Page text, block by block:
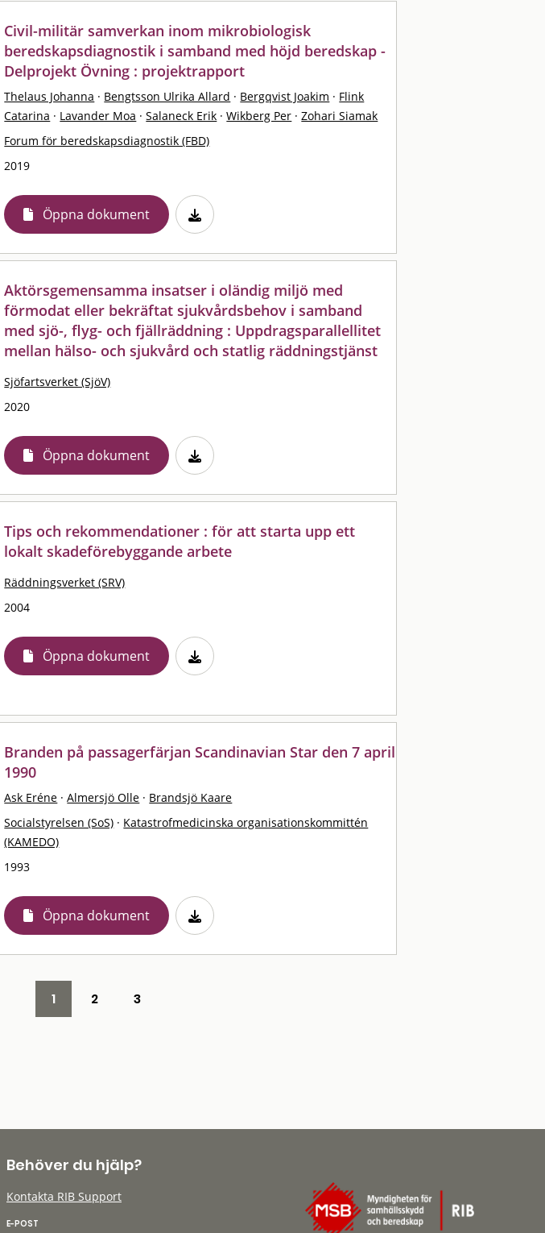
Civil-militär samverkan inom mikrobiologisk
beredskapsdiagnostik i samband med höjd beredskap -
Delprojekt Övning : projektrapport
Thelaus Johanna · Bengtsson Ulrika Allard · Bergqvist Joakim · Flink
Catarina · Lavander Moa · Salaneck Erik · Wikberg Per · Zohari Siamak
Forum för beredskapsdiagnostik (FBD)
2019
Öppna dokument
Aktörsgemensamma insatser i oländig miljö med
förmodat eller bekräftat sjukvårdsbehov i samband
med sjö-, flyg- och fjällräddning : Uppdragsparallellitet
mellan hälso- och sjukvård och statlig räddningstjänst
Sjöfartsverket (SjöV)
2020
Öppna dokument
Tips och rekommendationer : för att starta upp ett
lokalt skadeförebyggande arbete
Räddningsverket (SRV)
2004
Öppna dokument
Branden på passagerfärjan Scandinavian Star den 7 april
1990
Ask Eréne · Almersjö Olle · Brandsjö Kaare
Socialstyrelsen (SoS) · Katastrofmedicinska organisationskommittén
(KAMEDO)
1993
Öppna dokument
1 2 3
Behöver du hjälp?
Kontakta RIB Support
E-POST